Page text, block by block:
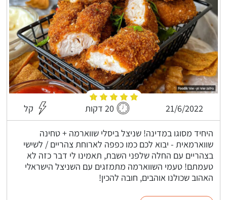
21/6/2022 20 דקות קל
היחיד מסוגו במדינה! שניצל ביסלי שווארמה + טחינה
שווארמאית - יבוא לכם כמו כפפה לארוחת צהריים / לשישי
בצהריים עם החלה שלפני השבת, תאמינו לי דבר כזה לא
טעמתם! טעמי השווארמה מתמזגים עם השניצל הישראלי
האהוב שכולנו אוהבים, חובה להכין!